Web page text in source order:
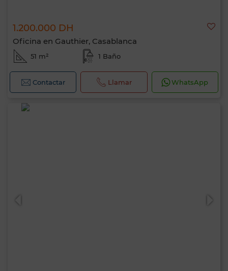
1.200.000 DH
Oficina en Gauthier, Casablanca
51 m² 1 Baño
Contactar Llamar WhatsApp